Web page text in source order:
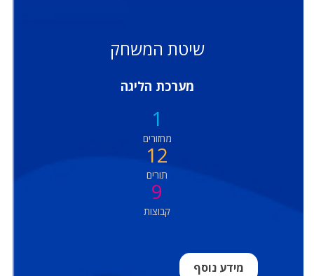
שיטת המשחק
מערכת הליגה
1
מחזורים
12
תורים
9
קבוצות
מידע נוסף